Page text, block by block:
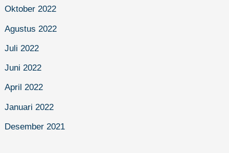
Oktober 2022
Agustus 2022
Juli 2022
Juni 2022
April 2022
Januari 2022
Desember 2021